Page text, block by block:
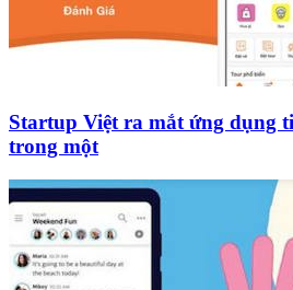
Startup Việt ra mắt ứng dụng
trong một